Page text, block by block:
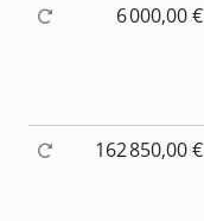
6 000,00 €
162 850,00 €